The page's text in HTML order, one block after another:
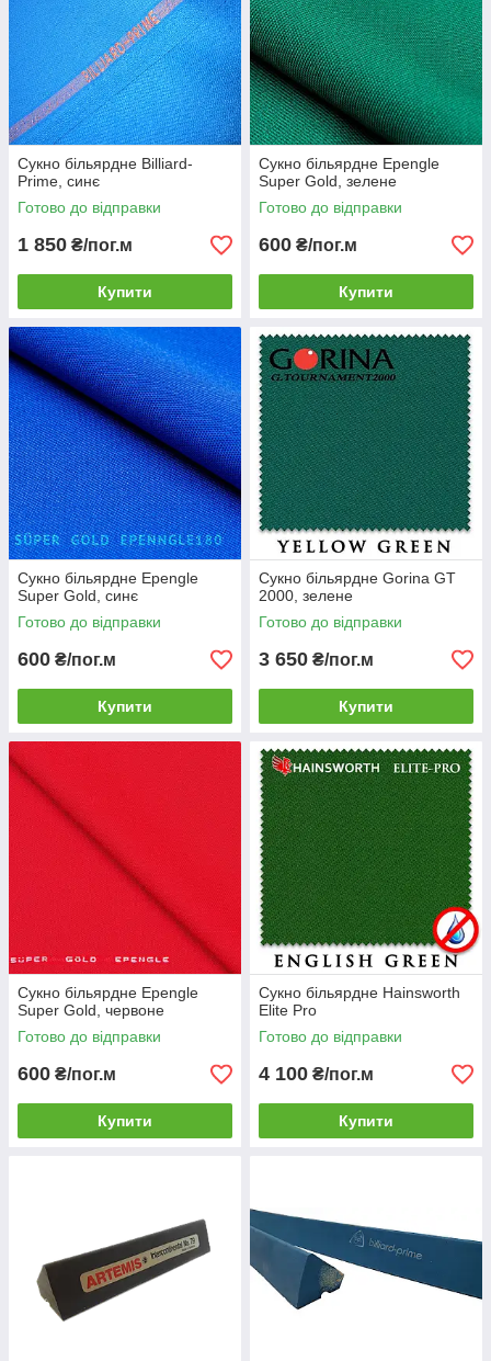
Сукно більярдне Billiard-
Prime, синє
Готово до відправки
1 850 ₴/пог.м
Купити
Сукно більярдне Epengle
Super Gold, зелене
Готово до відправки
600 ₴/пог.м
Купити
Сукно більярдне Epengle
Super Gold, синє
Готово до відправки
600 ₴/пог.м
Купити
Сукно більярдне Gorina GT
2000, зелене
Готово до відправки
3 650 ₴/пог.м
Купити
Сукно більярдне Epengle
Super Gold, червоне
Готово до відправки
600 ₴/пог.м
Купити
Сукно більярдне Hainsworth
Elite Pro
Готово до відправки
4 100 ₴/пог.м
Купити